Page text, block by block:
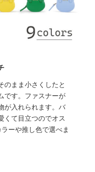
のまま小さくしたと
です。ファスナーが
が入れられます。バ
くて目立つのでオス
ーや推し色で選べま